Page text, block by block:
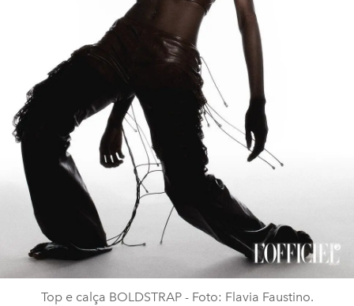
Top e calça BOLDSTRAP - Foto: Flavia Faustino.